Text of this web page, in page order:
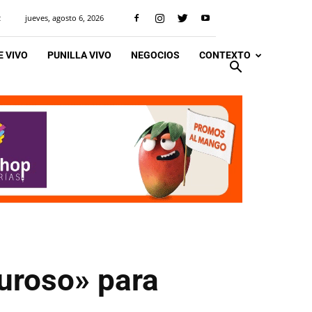
jueves, agosto 6, 2026
VIVO PUNILLA VIVO NEGOCIOS CONTEXTO
para